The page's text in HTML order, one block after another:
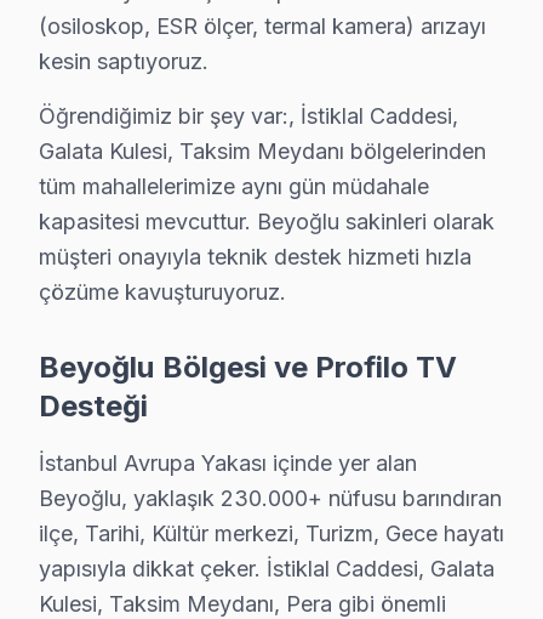
Müeyyetzade'de Profilo TV Servisi
Müeyyetzade, gençlerin ve ailelerin yoğun olarak
Ömer Avni'de Profilo TV Servisi
Ömer Avni, dinamik bir nüfus yapısına sahip, çeşitli
Örnektepe'de Profilo TV Servisi
Örnektepe'de bir evde, Profile ekran’nin ekranında
Piripaşa'da bir kullanıcı, Profilo televizyonunuz'sinin
Piyalepaşa mahallesinde, bir ev hanımı, Profilo
Pürtelaş Hasan Efendi'de Profilo TV Servisi
Pürtelaş Hasan Efendi mahallesinde, bir genç,
(osiloskop, ESR ölçer, termal kamera) arızayı
kesin saptıyoruz.
Öğrendiğimiz bir şey var:, İstiklal Caddesi,
Galata Kulesi, Taksim Meydanı bölgelerinden
tüm mahallelerimize aynı gün müdahale
kapasitesi mevcuttur. Beyoğlu sakinleri olarak
müşteri onayıyla teknik destek hizmeti hızla
çözüme kavuşturuyoruz.
Beyoğlu Bölgesi ve Profilo TV
Desteği
İstanbul Avrupa Yakası içinde yer alan
Beyoğlu, yaklaşık 230.000+ nüfusu barındıran
ilçe, Tarihi, Kültür merkezi, Turizm, Gece hayatı
yapısıyla dikkat çeker. İstiklal Caddesi, Galata
Kulesi, Taksim Meydanı, Pera gibi önemli